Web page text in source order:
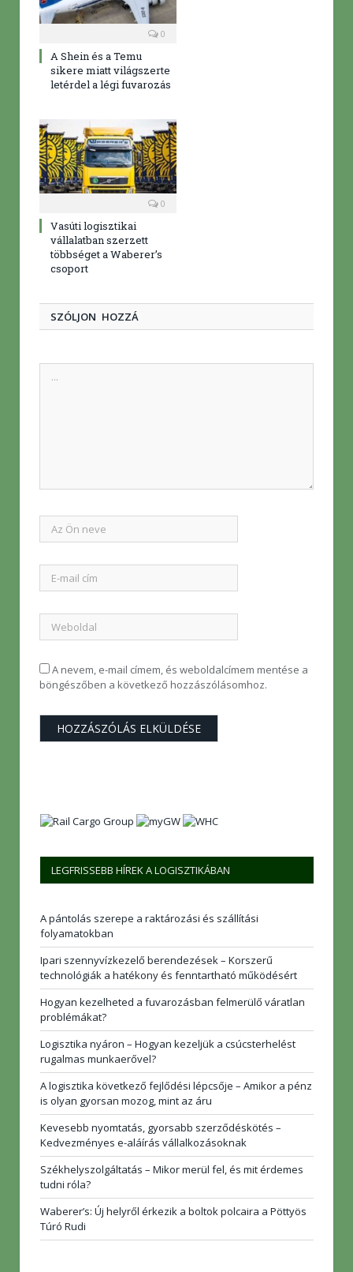
0
A Shein és a Temu
sikere miatt világszerte
letérdel a légi fuvarozás
0
Vasúti logisztikai
vállalatban szerzett
többséget a Waberer’s
csoport
SZÓLJON HOZZÁ
A nevem, e-mail címem, és weboldalcímem mentése a
böngészőben a következő hozzászólásomhoz.
LEGFRISSEBB HÍREK A LOGISZTIKÁBAN
A pántolás szerepe a raktározási és szállítási
folyamatokban
Ipari szennyvízkezelő berendezések – Korszerű
technológiák a hatékony és fenntartható működésért
Hogyan kezelheted a fuvarozásban felmerülő váratlan
problémákat?
Logisztika nyáron – Hogyan kezeljük a csúcsterhelést
rugalmas munkaerővel?
A logisztika következő fejlődési lépcsője – Amikor a pénz
is olyan gyorsan mozog, mint az áru
Kevesebb nyomtatás, gyorsabb szerződéskötés –
Kedvezményes e-aláírás vállalkozásoknak
Székhelyszolgáltatás – Mikor merül fel, és mit érdemes
tudni róla?
Waberer’s: Új helyről érkezik a boltok polcaira a Pöttyös
Túró Rudi